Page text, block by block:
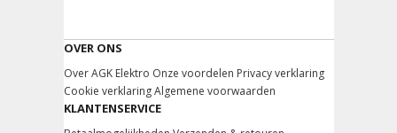
OVER ONS
Over AGK Elektro Onze voordelen Privacy verklaring
Cookie verklaring Algemene voorwaarden
KLANTENSERVICE